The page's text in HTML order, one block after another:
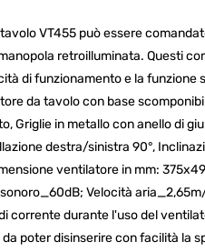
VT455 può essere
retroilluminata. Questi
di funzionamento e la funzione
da tavolo con base
Griglie in metallo con anello di
destra/sinistra 90°,
ventilatore in mm:
Velocità
corrente durante l'uso del
poter disinserire con facilità la